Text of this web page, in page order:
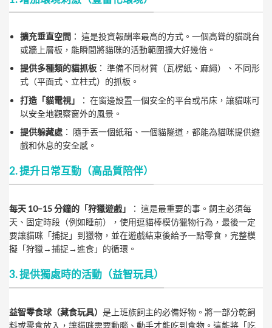
擴充垂直空間 ： 這是投資報酬率最高的方式。一個高聳的貓跳台
或牆上層板，能瞬間將貓咪的活動範圍擴大好幾倍。
提供多種類的貓抓板 ： 準備不同材質（瓦楞紙、麻繩）、不同形
式（平面式、立柱式）的抓板。
打造「貓電視」
： 在窗邊設置一個安全的平台或吊床，讓貓咪可
以安全地觀察窗外的風景。
提供躲藏處 ： 隨手丟一個紙箱、一個貓隧道，都能為貓咪提供遊
戲和休息的安全感。
2. 提升日常互動（高品質陪伴）
每天 10–15 分鐘的「狩獵遊戲」
： 這是最重要的事。飼主必須每
天、固定時段（例如睡前），使用逗貓棒模仿獵物行為，最後一定
要讓貓咪「捕捉」到獵物，並在遊戲結束後給予一點零食，完整模
擬「狩獵→捕捉→進食」的循環。
3. 提供獨處時的活動（益智玩具）
益智零食球（藏食玩具） 是上班族飼主的必備好物。將一部分乾飼
料或零食放入，讓貓咪需要動腦、動手才能吃到食物。這能將「吃